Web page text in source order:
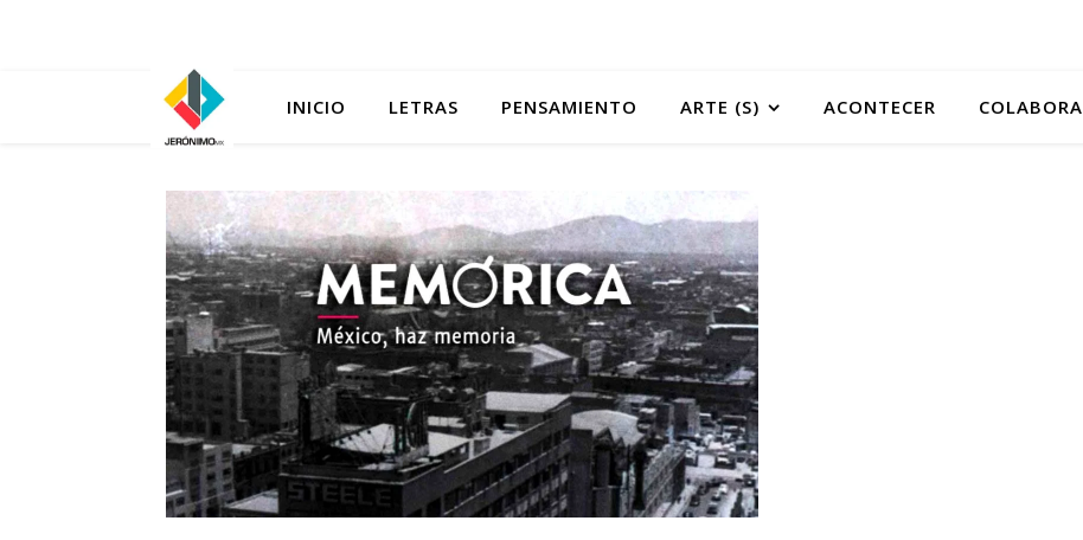
INICIO LETRAS PENSAMIENTO ARTE (S) ACONTECER COLABORA